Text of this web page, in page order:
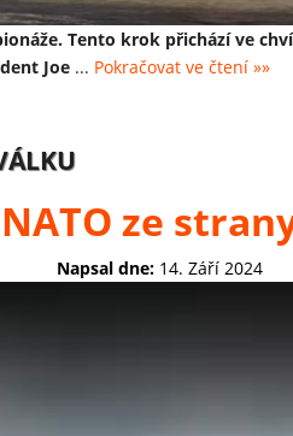
Tento krok přichází ve
Joe ... Pokračovat ve čtení »»
ze
Napsal dne: 14. Září 2024